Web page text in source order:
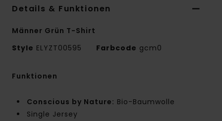
Details & Funktionen
Männer Grün T-Shirt
Style ELYZT00595 Farbcode gcm0
Funktionen
Conscious by Nature: Bio-Baumwolle
Single Jersey